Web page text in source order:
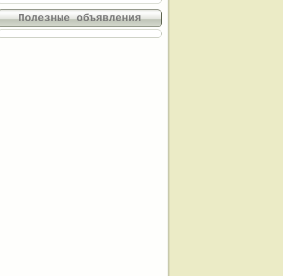
Полезные объявления